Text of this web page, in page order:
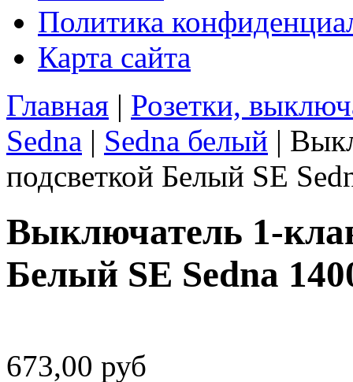
Политика
Карта сайта
Главная | Розетки,
Sedna | Sedna белый |
подсветкой Белый SE
Выключатель 1-
Белый SE Sedna
673,00 руб